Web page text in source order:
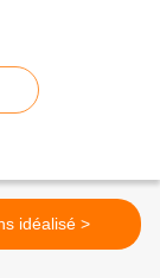
Un sens idéalisé >